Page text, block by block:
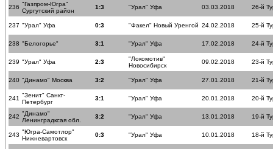
236 "Газпром-Югра"
Сургутский район
1:3 "Урал" Уфа 03.03.2018 26-й
237 "Урал" Уфа 0:3 "Факел" Новый Уренгой 24.02.2018 25-й
238 "Белогорье" 3:1 "Урал" Уфа 17.02.2018 24-й
239 "Урал" Уфа 2:3
"Локомотив"
Новосибирск
09.02.2018 23-й
240 "Динамо" Москва 3:2 "Урал" Уфа 27.01.2018 21-й
241 "Зенит" Санкт-
Петербург
3:1 "Урал" Уфа 20.01.2018 20-й
242 "Динамо"
Ленинградксая обл.
3:2 "Урал" Уфа 13.01.2018 19-й
243 "Югра-Самотлор"
Нижневартовск
0:3 "Урал" Уфа 10.01.2018 18-й